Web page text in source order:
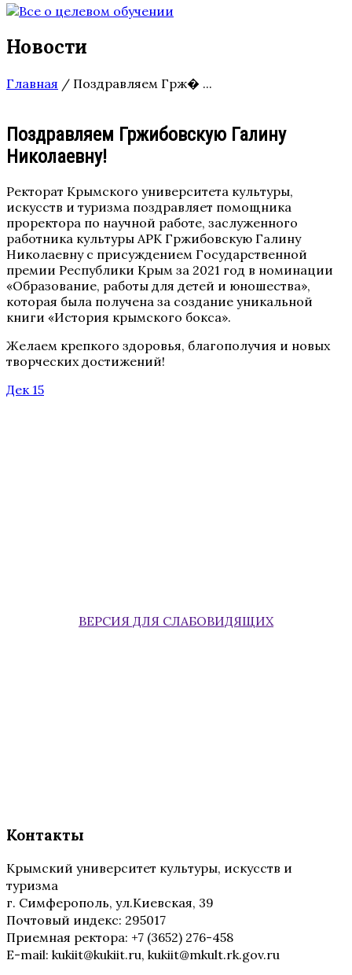
Новости
Главная / Поздравляем Грж� ...
Поздравляем Гржибовскую Галину
Николаевну!
Ректорат Крымского университета культуры,
искусств и туризма поздравляет помощника
проректора по научной работе, заслуженного
работника культуры АРК Гржибовскую Галину
Николаевну с присуждением Государственной
премии Республики Крым за 2021 год в номинации
«Образование, работы для детей и юношества»,
которая была получена за создание уникальной
книги «История крымского бокса».
Желаем крепкого здоровья, благополучия и новых
творческих достижений!
Дек 15
ВЕРСИЯ ДЛЯ СЛАБОВИДЯЩИХ
Контакты
Крымский университет культуры, искусств и
туризма
г. Симферополь, ул.Киевская, 39
Почтовый индекс: 295017
Приемная ректора: +7 (3652) 276-458
E-mail: kukiit@kukiit.ru, kukiit@mkult.rk.gov.ru